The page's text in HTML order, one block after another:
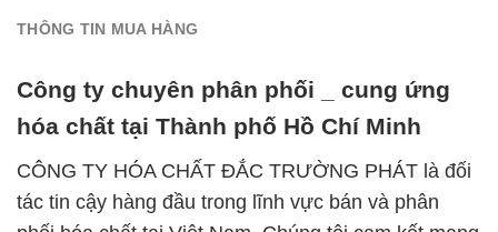
THÔNG TIN MUA HÀNG
Công ty chuyên phân phối _ cung ứng
hóa chất tại Thành phố Hồ Chí Minh
CÔNG TY HÓA CHẤT ĐẮC TRƯỜNG PHÁT là đối
tác tin cậy hàng đầu trong lĩnh vực bán và phân